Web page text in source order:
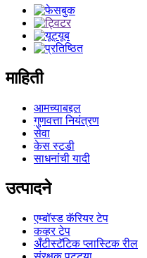
माहिती
आमच्याबद्दल
गुणवत्ता नियंत्रण
सेवा
केस स्टडी
साधनांची यादी
उत्पादने
एम्बॉस्ड कॅरियर टेप
कव्हर टेप
अँटीस्टॅटिक प्लास्टिक रील